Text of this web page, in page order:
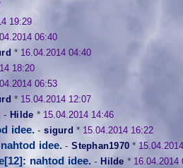
19:29
06:40
* 16.04.2014 04:40
18:20
06:53
* 15.04.2014 12:07
- Hilde * 15.04.2014 14:46
idee. -sigurd * 15.04.2014 16:22
idee. -Stephan1970 *
nahtod idee. - Hilde * 16.04.2014